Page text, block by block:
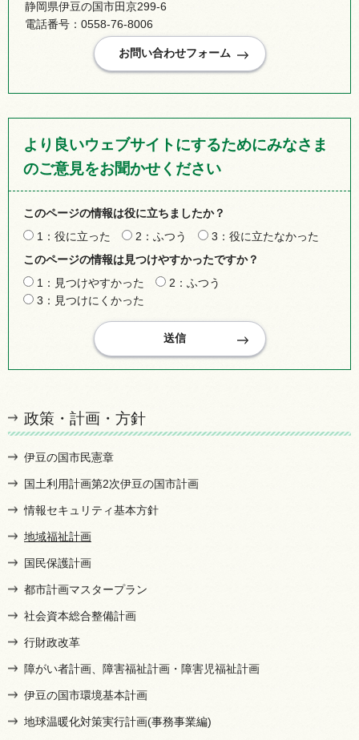
静岡県伊豆の国市田京299-6
電話番号：0558-76-8006
より良いウェブサイトにするためにみなさま
のご意見をお聞かせください
このページの情報は役に立ちましたか？
1：役に立った
2：ふつう
3：役に立たなかった
このページの情報は見つけやすかったですか？
1：見つけやすかった
2：ふつう
3：見つけにくかった
政策・計画・方針
伊豆の国市民憲章
国土利用計画第2次伊豆の国市計画
情報セキュリティ基本方針
地域福祉計画
国民保護計画
都市計画マスタープラン
社会資本総合整備計画
行財政改革
障がい者計画、障害福祉計画・障害児福祉計画
伊豆の国市環境基本計画
地球温暖化対策実行計画(事務事業編)